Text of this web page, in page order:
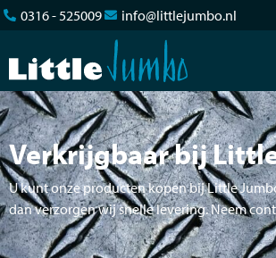
0316 - 525009 info@littlejumbo.nl
Verkrijgbaar bij
U kunt onze producten kopen bij Little
dan verzorgen wij snelle levering. Neem